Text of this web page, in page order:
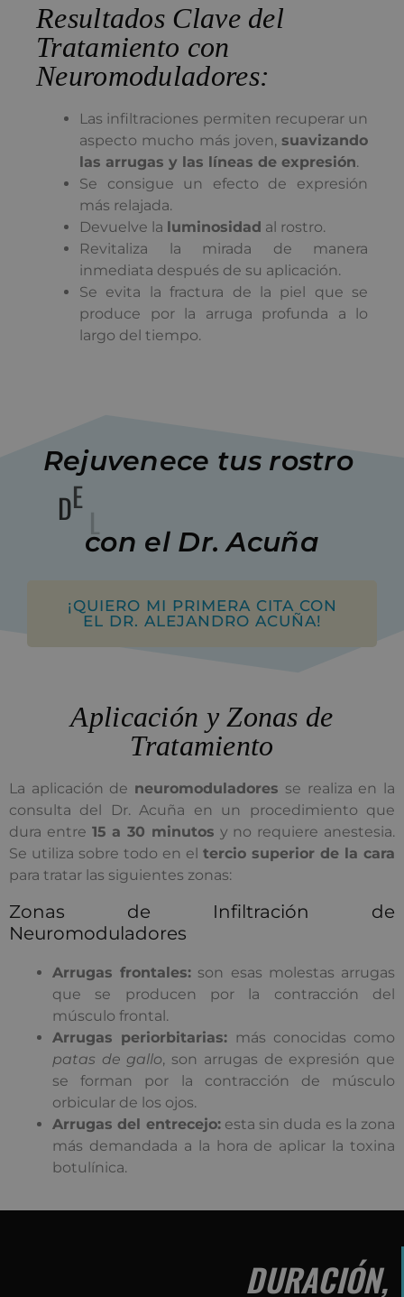
Resultados Clave del
Tratamiento con
Neuromoduladores:
Las infiltraciones permiten recuperar un
aspecto mucho más joven, suavizando
las arrugas y las líneas de expresión.
Se consigue un efecto de expresión
más relajada.
Devuelve la luminosidad al rostro.
Revitaliza la mirada de manera
inmediata después de su aplicación.
Se evita la fractura de la piel que se
produce por la arruga profunda a lo
largo del tiempo.
Rejuvenece tus rostro
DE
con el Dr. Acuña
¡QUIERO MI PRIMERA CITA CON
EL DR. ALEJANDRO ACUÑA!
Aplicación y Zonas de
Tratamiento
La aplicación de neuromoduladores se realiza en la
consulta del Dr. Acuña en un procedimiento que
dura entre 15 a 30 minutos y no requiere anestesia.
Se utiliza sobre todo en el tercio superior de la cara
para tratar las siguientes zonas:
Zonas de Infiltración de
Neuromoduladores
Arrugas frontales: son esas molestas arrugas
que se producen por la contracción del
músculo frontal.
Arrugas periorbitarias: más conocidas como
patas de gallo, son arrugas de expresión que
se forman por la contracción de músculo
orbicular de los ojos.
Arrugas del entrecejo:esta sin duda es la zona
más demandada a la hora de aplicar la toxina
botulínica.
DURACIÓN,